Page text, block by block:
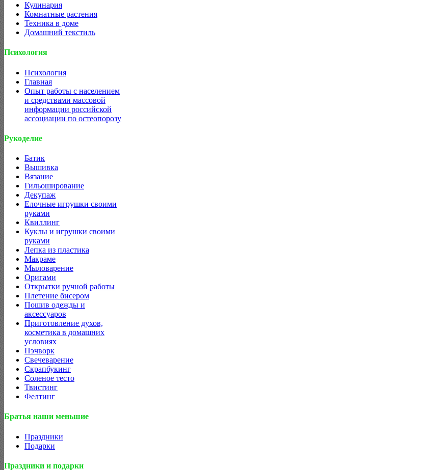
Кулинария
Комнатные растения
Техника в доме
Домашний текстиль
Психология
Психология
Главная
Опыт работы с населением
и средствами массовой
информации российской
ассоциации по остеопорозу
Рукоделие
Батик
Вышивка
Вязание
Гильоширование
Декупаж
Елочные игрушки своими
руками
Квиллинг
Куклы и игрушки своими
руками
Лепка из пластика
Макраме
Мыловарение
Оригами
Открытки ручной работы
Плетение бисером
Пошив одежды и
аксессуаров
Приготовление духов,
косметика в домашних
условиях
Пэчворк
Свечеварение
Скрапбукинг
Соленое тесто
Твистинг
Фелтинг
Братья наши меньшие
Праздники
Подарки
Праздники и подарки